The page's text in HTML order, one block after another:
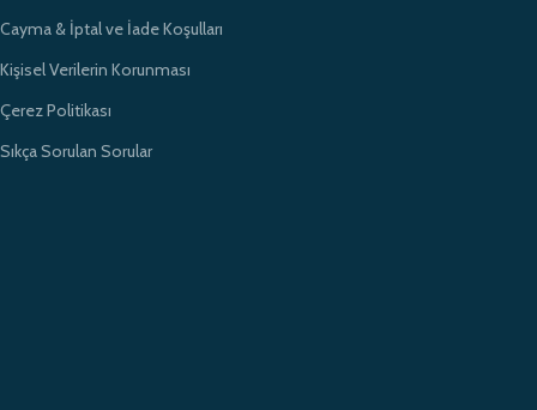
Cayma & İptal ve İade Koşulları
Kişisel Verilerin Korunması
Çerez Politikası
Sıkça Sorulan Sorular